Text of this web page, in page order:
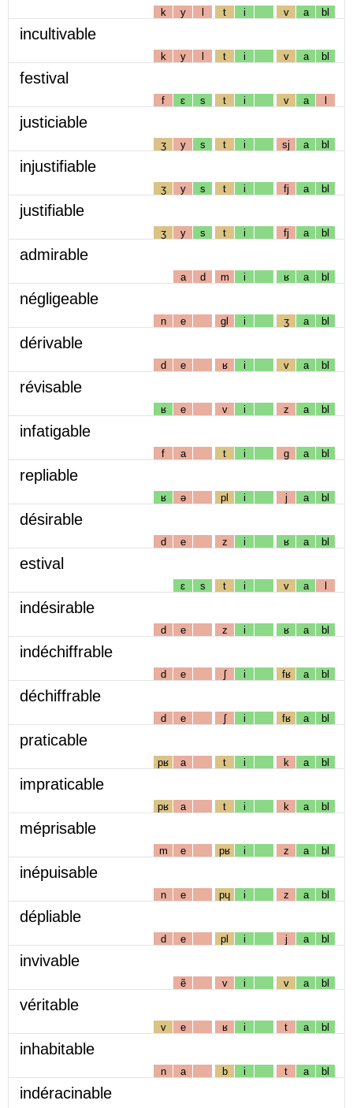
k y l t i v a bl
incultivable
k y l t i v a bl
festival
f ɛ s t i v a l
justiciable
ʒ y s t i sj a bl
injustifiable
ʒ y s t i fj a bl
justifiable
ʒ y s t i fj a bl
admirable
a d m i ʁ a bl
négligeable
n e gl i ʒ a bl
dérivable
d e ʁ i v a bl
révisable
ʁ e v i z a bl
infatigable
f a t i g a bl
repliable
ʁ ə pl i j a bl
désirable
d e z i ʁ a bl
estival
ɛ s t i v a l
indésirable
d e z i ʁ a bl
indéchiffrable
d e ʃ i fʁ a bl
déchiffrable
d e ʃ i fʁ a bl
praticable
pʁ a t i k a bl
impraticable
pʁ a t i k a bl
méprisable
m e pʁ i z a bl
inépuisable
n e pɥ i z a bl
dépliable
d e pl i j a bl
invivable
ẽ v i v a bl
véritable
v e ʁ i t a bl
inhabitable
n a b i t a bl
indéracinable